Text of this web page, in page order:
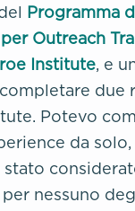
Programma
Outreach
Institute, e
due
Potevo
da solo,
stato
nessuno